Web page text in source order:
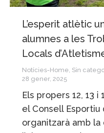
L’esperit atlètic
alumnes a les
Locals
Notícies-Home, Sin
28 gener, 2025
Els propers 12, 13
el Consell
organitzarà amb la